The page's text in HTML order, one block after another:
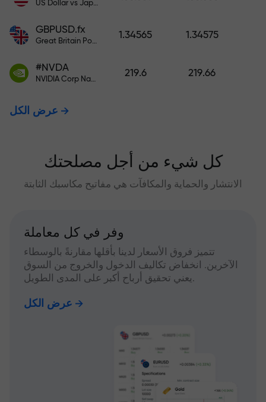
US Dollar vs Japanese Yen
GBPUSD.fx
Great Britain Pound vs US Dollar
1.34565 1.34575
#NVDA
NVIDIA Corp Nasdaq Stock Exchange (Nasdaq) USD
219.6 219.66
عرض الكل
كل شيء من أجل مصلحتك
الانتشار والحماية والمكافآت هي مفاتيح مكاسبك الثابتة
وفر في كل معاملة
تتميز فروق الأسعار لدينا بأقلها مقارنةً بالوسطاء
الآخرين. انخفاض تكاليف الدخول والخروج من السوق
يعني تحقيق أرباح أكبر على المدى الطويل.
عرض الكل